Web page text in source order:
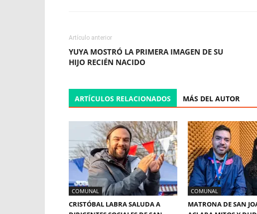
Artículo anterior
YUYA MOSTRÓ LA PRIMERA IMAGEN DE SU
HIJO RECIÉN NACIDO
ARTÍCULOS RELACIONADOS MÁS DEL AUTOR
COMUNAL
CRISTÓBAL LABRA SALUDA A
COMUNAL
MATRONA DE SAN